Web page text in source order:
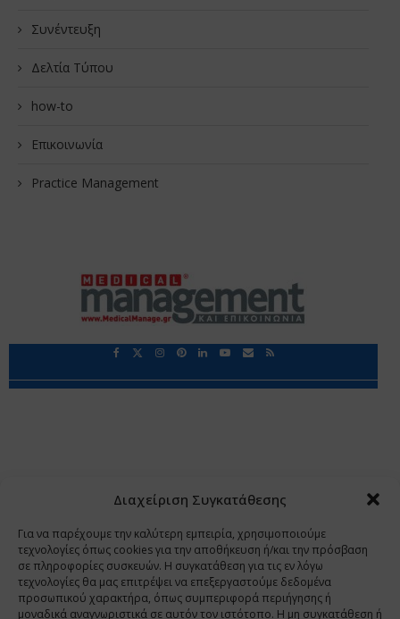
Διαχείριση Συγκατάθεσης
Για να παρέχουμε την καλύτερη εμπειρία, χρησιμοποιούμε
τεχνολογίες όπως cookies για την αποθήκευση ή/και την πρόσβαση
σε πληροφορίες συσκευών. Η συγκατάθεση για τις εν λόγω
τεχνολογίες θα μας επιτρέψει να επεξεργαστούμε δεδομένα
προσωπικού χαρακτήρα, όπως συμπεριφορά περιήγησης ή
μοναδικά αναγνωριστικά σε αυτόν τον ιστότοπο. Η μη συγκατάθεση ή
Συνέντευξη
Δελτία Τύπου
how-to
Επικοινωνία
Practice Management
Copyright 2009 - 2026 © Χαραμή Α.Ε.
www.PharmaManage.gr • www.HealthExpo.gr • www.YO.gr
•
www.GreekShares.com • www.eLearning-